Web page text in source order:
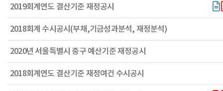
2019회계연도 결산기준 재정공시
2018회계 수시공시(부채,기금성과분석, 재정분석)
2020년 서울특별시 중구 예산기준 재정공시
2018회계연도 결산기준 재정여건 수시공시